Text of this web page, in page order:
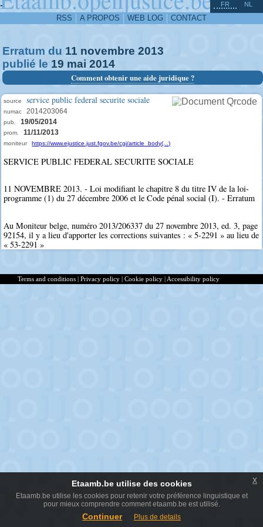
-
RSS A PROPOS WEB LOG CONTACT
FR NL
Erratum du 11 novembre 2013
publié le 19 mai 2014
Comment obtenir une aide juridique ?
source service public federal securite sociale
numac 2014203064
pub. 19/05/2014
prom. 11/11/2013
moniteur https://www.ejustice.just.fgov.be/cgi/article_body(...)
SERVICE PUBLIC FEDERAL SECURITE SOCIALE
11 NOVEMBRE 2013. - Loi modifiant le chapitre 8 du titre IV de la loi-
programme (1) du 27 décembre 2006 et le Code pénal social (I). - Erratum
Au Moniteur belge, numéro 2013/206337 du 27 novembre 2013, ed. 3, page
92154, il y a lieu d'apporter les corrections suivantes : « 5-2291 » au lieu de
« 53-2291 »
^
Terms and conditions | Privacy policy | Cookie policy | Accessibility policy
Etaamb.be utilise des cookies
Etaamb.be utilise les cookies pour retenir votre préférence linguistique et
pour mieux comprendre comment etaamb.be est utilisé.
Continuer Plus de details
x